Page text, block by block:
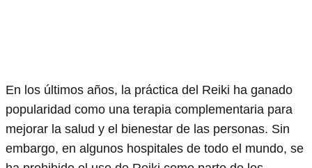
En los últimos años, la práctica del Reiki ha ganado
popularidad como una terapia complementaria para
mejorar la salud y el bienestar de las personas. Sin
embargo, en algunos hospitales de todo el mundo, se